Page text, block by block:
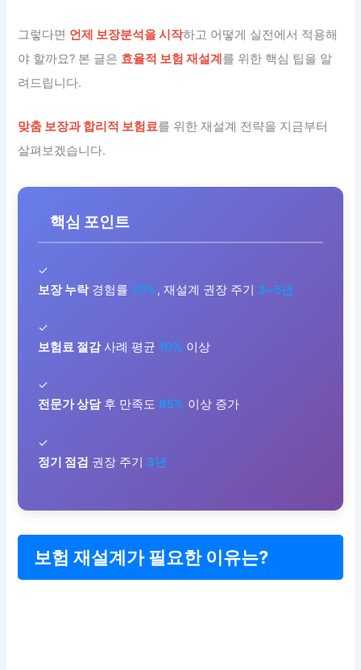
그렇다면 언제 보장분석을 시작하고 어떻게 실전에서 적용해
야 할까요? 본 글은 효율적 보험 재설계를 위한 핵심 팁을 알
려드립니다.
맞춤 보장과 합리적 보험료를 위한 재설계 전략을 지금부터
살펴보겠습니다.
핵심 포인트
✓
보장 누락경험률70%, 재설계 권장 주기 3~5년
✓
보험료 절감사례 평균 10% 이상
✓
전문가 상담후 만족도 85% 이상 증가
✓
정기 점검 권장 주기 3년
보험 재설계가 필요한 이유는?